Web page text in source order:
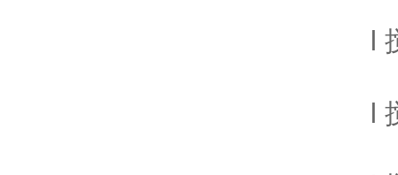
l 搅
l 搅